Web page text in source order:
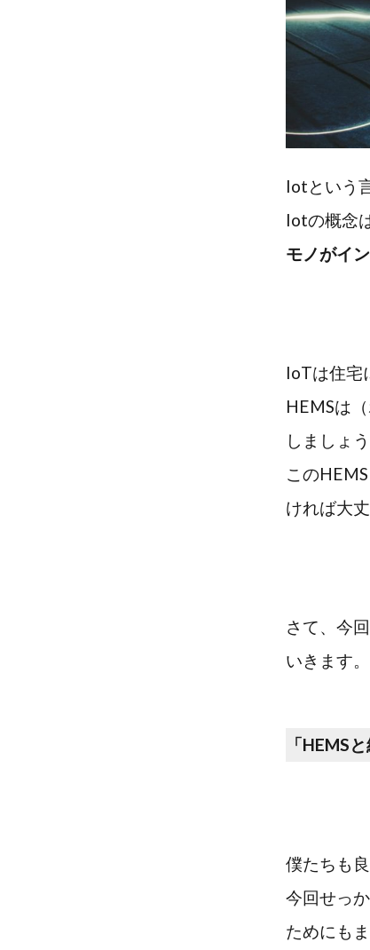
Iotという
Iotの概念
モノがイ
IoTは住宅
HEMSは
しましょ
この
ければ大丈
さて、今
いきます。
「HEMS
僕たちも
今回せっ
ためにも